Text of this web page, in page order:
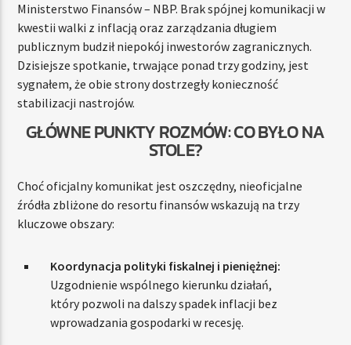
Ministerstwo Finansów – NBP. Brak spójnej komunikacji w
kwestii walki z inflacją oraz zarządzania długiem
publicznym budził niepokój inwestorów zagranicznych.
Dzisiejsze spotkanie, trwające ponad trzy godziny, jest
sygnałem, że obie strony dostrzegły konieczność
stabilizacji nastrojów.
GŁÓWNE PUNKTY ROZMÓW: CO BYŁO NA
STOLE?
Choć oficjalny komunikat jest oszczędny, nieoficjalne
źródła zbliżone do resortu finansów wskazują na trzy
kluczowe obszary:
Koordynacja polityki fiskalnej i pieniężnej:
Uzgodnienie wspólnego kierunku działań,
który pozwoli na dalszy spadek inflacji bez
wprowadzania gospodarki w recesję.